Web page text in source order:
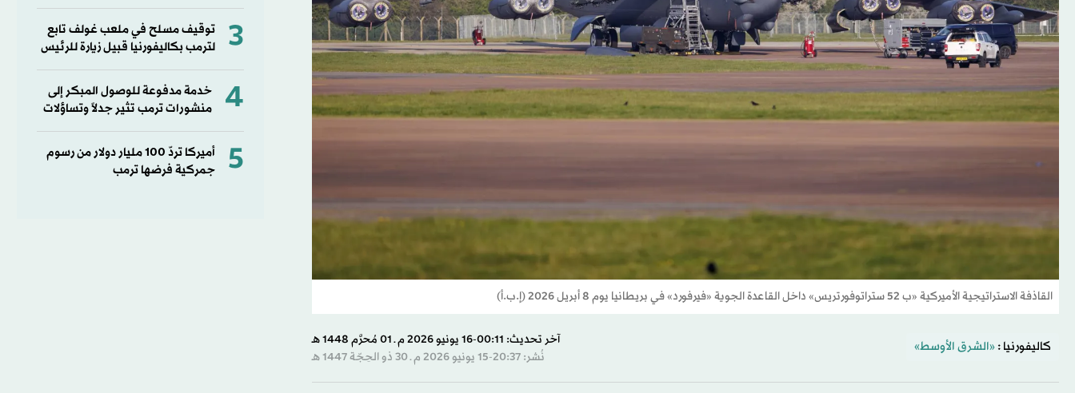
القاذفة الاستراتيجية الأميركية «ب 52 ستراتوفورتريس» داخل القاعدة الجوية «فيرفورد» في بريطانيا يوم 8 أبريل 2026 (إ.ب.أ)
كاليفورنيا : «الشرق الأوسط»
آخر تحديث: 00:11-16 يونيو 2026 م ـ 01 مُحرَّم 1448 هـ
نُشر: 20:37-15 يونيو 2026 م ـ 30 ذو الحِجّة 1447 هـ
3
توقيف مسلح في ملعب غولف تابع
لترمب بكاليفورنيا قبيل زيارة للرئيس
4
خدمة مدفوعة للوصول المبكر إلى
منشورات ترمب تثير جدلاً وتساؤلات
5
أميركا تردّ 100 مليار دولار من رسوم
جمركية فرضها ترمب